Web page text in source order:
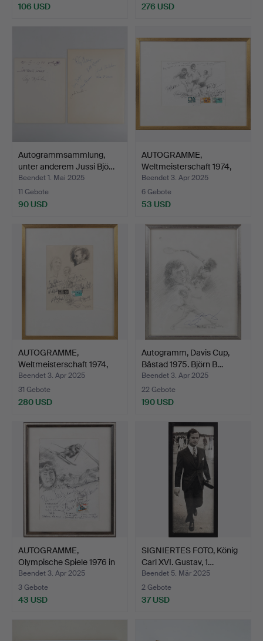
106 USD
276 USD
Objekt
Autogrammsammlung,
unter anderem Jussi Bjö…
Beendet 1. Mai 2025
11 Gebote
90 USD
AUTOGRAMME,
Weltmeisterschaft 1974,
Westde…
Beendet 3. Apr 2025
6 Gebote
53 USD
AUTOGRAMME,
Weltmeisterschaft 1974,
Westde…
Beendet 3. Apr 2025
31 Gebote
280 USD
Autogramm, Davis Cup,
Båstad 1975. Björn B…
Beendet 3. Apr 2025
22 Gebote
190 USD
AUTOGRAMME,
Olympische Spiele 1976 in
Inns…
Beendet 3. Apr 2025
3 Gebote
43 USD
SIGNIERTES FOTO, König
Carl XVI. Gustav, 1…
Beendet 5. Mär 2025
2 Gebote
37 USD